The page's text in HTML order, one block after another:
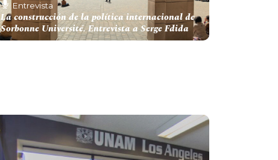
Entrevista
La construcción de la política internacional de
Sorbonne Université. Entrevista a Serge Fdida